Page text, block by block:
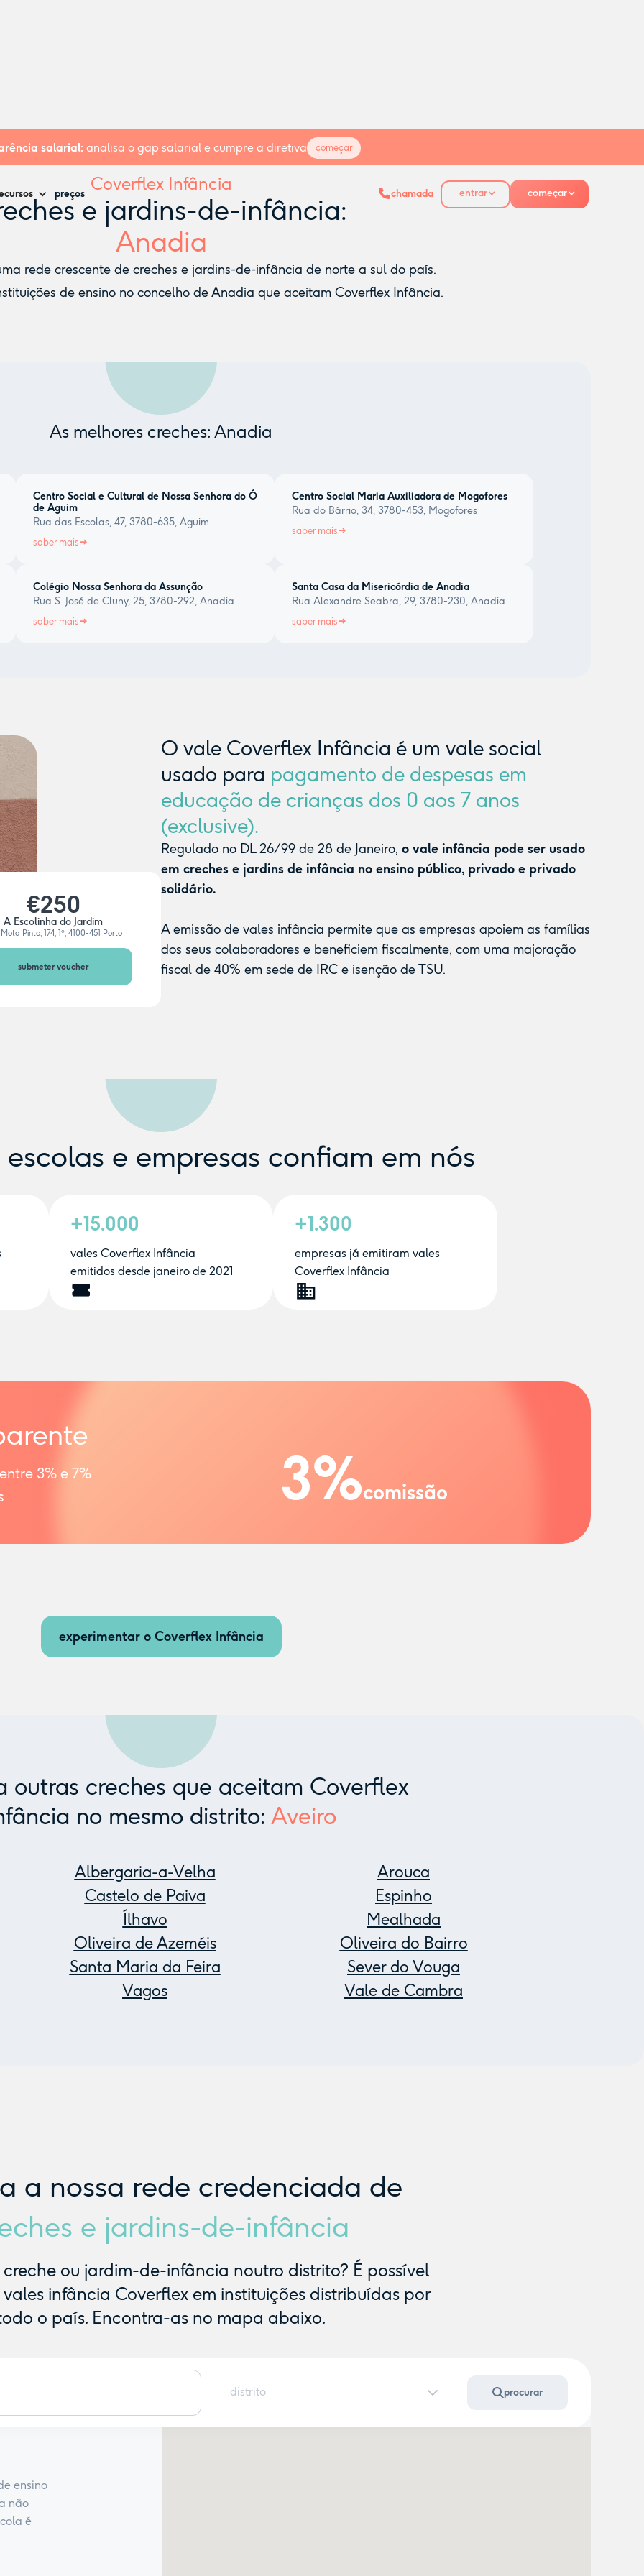
salarial: analisa o gap salarial e cumpre a diretiva começar
preços chamada entrar começar
Coverflex Infância
e jardins-de-infância:
Anadia
rede crescente de creches e jardins-de-infância de norte a sul do país.
de ensino no concelho de Anadia que aceitam Coverflex Infância.
As melhores creches: Anadia
Centro Social e Cultural de Nossa Senhora do Ó
de Aguim
Rua das Escolas, 47, 3780-635, Aguim
saber mais
Centro Social Maria Auxiliadora de Mogofores
Rua do Bárrio, 34, 3780-453, Mogofores
saber mais
Colégio Nossa Senhora da Assunção
Rua S. José de Cluny, 25, 3780-292, Anadia
saber mais
Santa Casa da Misericórdia de Anadia
Rua Alexandre Seabra, 29, 3780-230, Anadia
saber mais
€250
A Escolinha do Jardim
Pinto, 174, 1º, 4100-451 Porto
submeter voucher
O vale Coverflex Infância é um vale social
usado para pagamento de despesas em
educação de crianças dos 0 aos 7 anos
(exclusive).
Regulado no DL 26/99 de 28 de Janeiro, o vale infância pode ser usado
em creches e jardins de infância no ensino público, privado e privado
solidário.
A emissão de vales infância permite que as empresas apoiem as famílias
dos seus colaboradores e beneficiem fiscalmente, com uma majoração
fiscal de 40% em sede de IRC e isenção de TSU.
e empresas confiam em nós
+15.000
vales Coverflex Infância
emitidos desde janeiro de 2021
+1.300
empresas já emitiram vales
Coverflex Infância
3% e 7%
3%comissão
experimentar o Coverflex Infância
outras creches que aceitam Coverflex
no mesmo distrito: Aveiro
Albergaria-a-Velha
Arouca
Castelo de Paiva
Espinho
Ílhavo
Mealhada
Oliveira de Azeméis
Oliveira do Bairro
Santa Maria da Feira
Sever do Vouga
Vagos
Vale de Cambra
a nossa rede credenciada de
e jardins-de-infância
ou jardim-de-infância noutro distrito? É possível
infância Coverflex em instituições distribuídas por
o país. Encontra-as no mapa abaixo.